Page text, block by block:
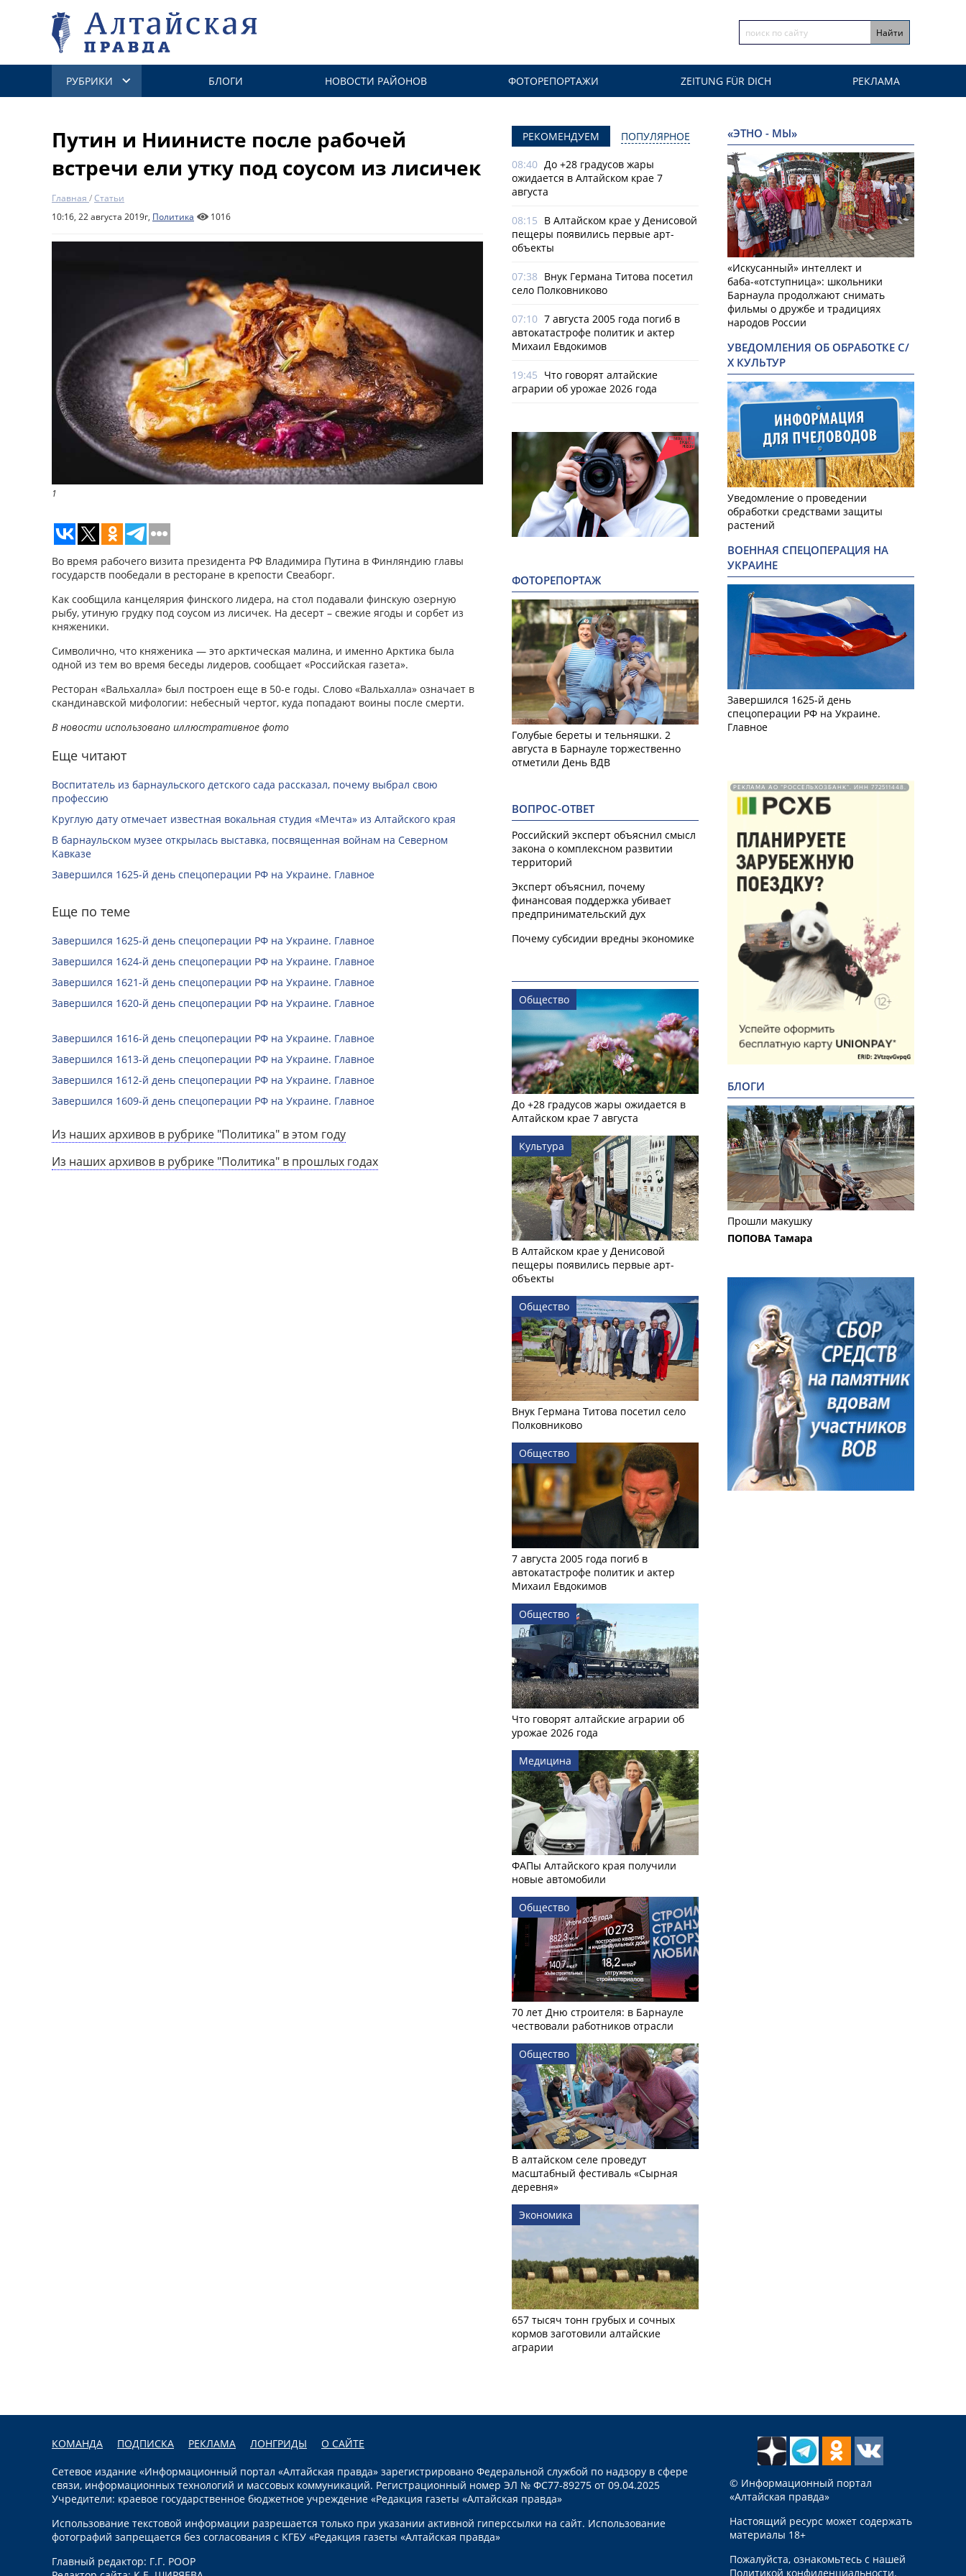
РУБРИКИ БЛОГИ НОВОСТИ РАЙОНОВ ФОТОРЕПОРТАЖИ ZEITUNG FÜR DICH РЕКЛАМА
Путин и Ниинисте после рабочей
встречи ели утку под соусом из лисичек
Главная /Статьи
10:16, 22 августа 2019г, Политика 1016
1
Во время рабочего визита президента РФ Владимира Путина в Финляндию главы
государств пообедали в ресторане в крепости Свеаборг.
Как сообщила канцелярия финского лидера, на стол подавали финскую озерную
рыбу, утиную грудку под соусом из лисичек. На десерт – свежие ягоды и сорбет из
княженики.
Символично, что княженика — это арктическая малина, и именно Арктика была
одной из тем во время беседы лидеров, сообщает «Российская газета».
Ресторан «Вальхалла» был построен еще в 50-е годы. Слово «Вальхалла» означает в
скандинавской мифологии: небесный чертог, куда попадают воины после смерти.
В новости использовано иллюстративное фото
Еще читают
Воспитатель из барнаульского детского сада рассказал, почему выбрал свою
профессию
Круглую дату отмечает известная вокальная студия «Мечта» из Алтайского края
В барнаульском музее открылась выставка, посвященная войнам на Северном
Кавказе
Завершился 1625-й день спецоперации РФ на Украине. Главное
Еще по теме
Завершился 1625-й день спецоперации РФ на Украине. Главное
Завершился 1624-й день спецоперации РФ на Украине. Главное
Завершился 1621-й день спецоперации РФ на Украине. Главное
Завершился 1620-й день спецоперации РФ на Украине. Главное
Завершился 1616-й день спецоперации РФ на Украине. Главное
Завершился 1613-й день спецоперации РФ на Украине. Главное
Завершился 1612-й день спецоперации РФ на Украине. Главное
Завершился 1609-й день спецоперации РФ на Украине. Главное
Из наших архивов в рубрике "Политика" в этом году
Из наших архивов в рубрике "Политика" в прошлых годах
РЕКОМЕНДУЕМ ПОПУЛЯРНОЕ
08:40 До +28 градусов жары
ожидается в Алтайском крае 7
августа
08:15 В Алтайском крае у Денисовой
пещеры появились первые арт-
объекты
07:38 Внук Германа Титова посетил
село Полковниково
07:10 7 августа 2005 года погиб в
автокатастрофе политик и актер
Михаил Евдокимов
19:45 Что говорят алтайские
аграрии об урожае 2026 года
ФОТОРЕПОРТАЖ
Голубые береты и тельняшки. 2
августа в Барнауле торжественно
отметили День ВДВ
ВОПРОС-ОТВЕТ
Российский эксперт объяснил смысл
закона о комплексном развитии
территорий
Эксперт объяснил, почему
финансовая поддержка убивает
предпринимательский дух
Почему субсидии вредны экономике
Общество
До +28 градусов жары ожидается в
Алтайском крае 7 августа
Культура
В Алтайском крае у Денисовой
пещеры появились первые арт-
объекты
Общество
Внук Германа Титова посетил село
Полковниково
Общество
7 августа 2005 года погиб в
автокатастрофе политик и актер
Михаил Евдокимов
Общество
Что говорят алтайские аграрии об
урожае 2026 года
Медицина
ФАПы Алтайского края получили
новые автомобили
Общество
70 лет Дню строителя: в Барнауле
чествовали работников отрасли
Общество
В алтайском селе проведут
масштабный фестиваль «Сырная
деревня»
Экономика
657 тысяч тонн грубых и сочных
кормов заготовили алтайские
аграрии
«ЭТНО - МЫ»
«Искусанный» интеллект и
баба-«отступница»: школьники
Барнаула продолжают снимать
фильмы о дружбе и традициях
народов России
УВЕДОМЛЕНИЯ ОБ ОБРАБОТКЕ С/
Х КУЛЬТУР
Уведомление о проведении
обработки средствами защиты
растений
ВОЕННАЯ СПЕЦОПЕРАЦИЯ НА
УКРАИНЕ
Завершился 1625-й день
спецоперации РФ на Украине.
Главное
РЕКЛАМА АО "РОССЕЛЬХОЗБАНК". ИНН 772511448.
БЛОГИ
Прошли макушку
ПОПОВА Тамара
КОМАНДА ПОДПИСКА РЕКЛАМА ЛОНГРИДЫ О САЙТЕ
Сетевое издание «Информационный портал «Алтайская правда» зарегистрировано Федеральной службой по надзору в сфере
связи, информационных технологий и массовых коммуникаций. Регистрационный номер ЭЛ № ФС77-89275 от 09.04.2025
Учредители: краевое государственное бюджетное учреждение «Редакция газеты «Алтайская правда»
Использование текстовой информации разрешается только при указании активной гиперссылки на сайт. Использование
фотографий запрещается без согласования с КГБУ «Редакция газеты «Алтайская правда»
Главный редактор: Г.Г. РООР
© Информационный портал
«Алтайская правда»
Настоящий ресурс может содержать
материалы 18+
Пожалуйста, ознакомьтесь с нашей
Политикой конфиденциальности.